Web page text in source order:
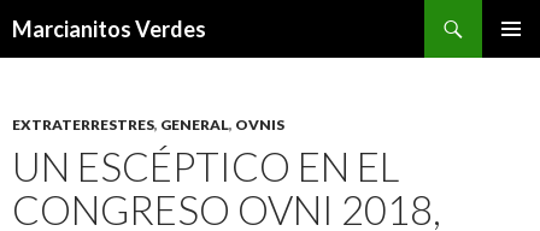
Marcianitos Verdes
EXTRATERRESTRES, GENERAL, OVNIS
UN ESCÉPTICO EN EL
CONGRESO OVNI 2018,